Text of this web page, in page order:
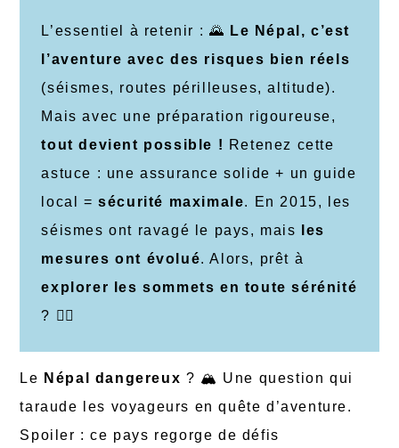
L’essentiel à retenir : 🌄 Le Népal, c’est
l’aventure avec des risques bien réels
(séismes, routes périlleuses, altitude).
Mais avec une préparation rigoureuse,
tout devient possible ! Retenez cette
astuce : une assurance solide + un guide
local =sécurité maximale. En 2015, les
séismes ont ravagé le pays, mais
les
mesures ont évolué. Alors, prêt à
explorer les sommets en toute sérénité
? 🧗‍♂️
Le Népal dangereux ? 🏔️ Une question qui
taraude les voyageurs en quête d’aventure.
Spoiler : ce pays regorge de défis